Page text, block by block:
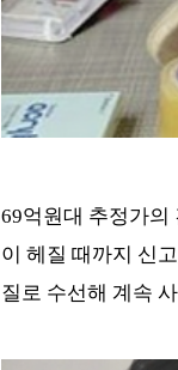
69억원대 추정가의
이 헤질 때까지 신
질로 수선해 계속